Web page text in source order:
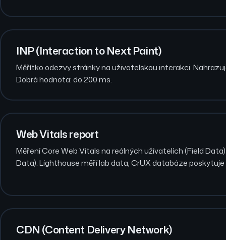
INP (Interaction to Next Paint)
Měřítko odezvy stránky na uživatelskou interakci.
Dobrá hodnota: do 200 ms.
Web Vitals report
Měření Core Web Vitals na reálných uživatelích (Field
Data). Lighthouse měří lab data, CrUX databáze
CDN (Content Delivery Network)